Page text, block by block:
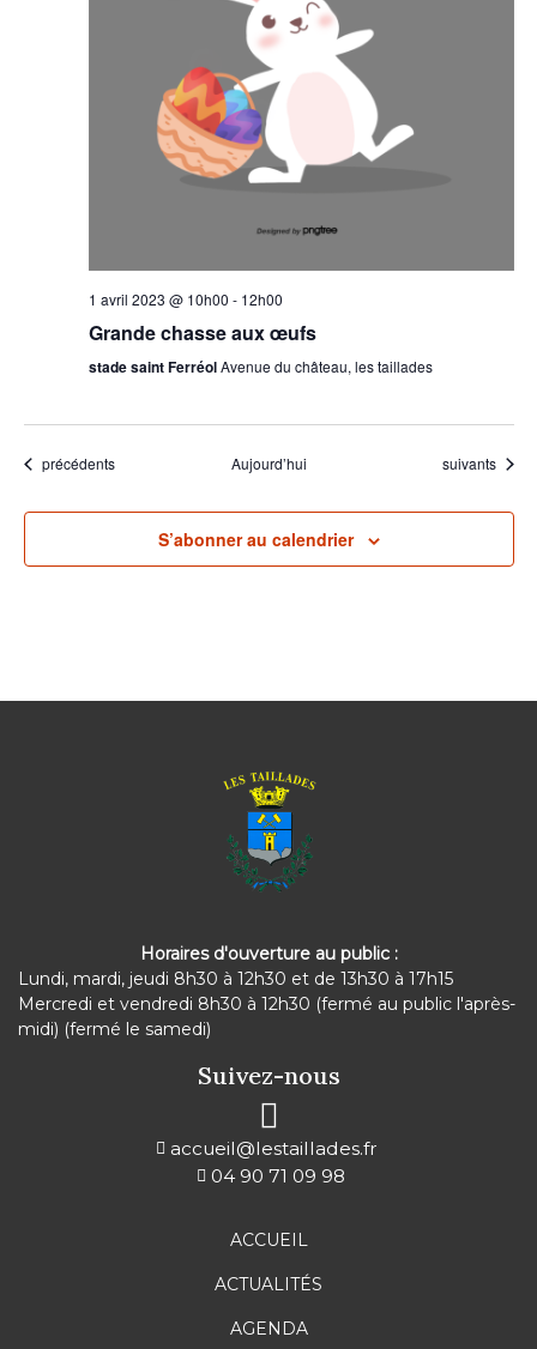
1 avril 2023 @ 10h00 - 12h00
Grande chasse aux œufs
stade saint FerréolAvenue du château, les taillades
Évènements
précédents Aujourd’hui Évènements
suivants
S’abonner au calendrier
Horaires d'ouverture au public :
Lundi, mardi, jeudi 8h30 à 12h30 et de 13h30 à 17h15
Mercredi et vendredi 8h30 à 12h30 (fermé au public l'après-
midi) (fermé le samedi)
ACCUEIL
ACTUALITÉS
AGENDA
Suivez-nous
accueil@lestaillades.fr
04 90 71 09 98